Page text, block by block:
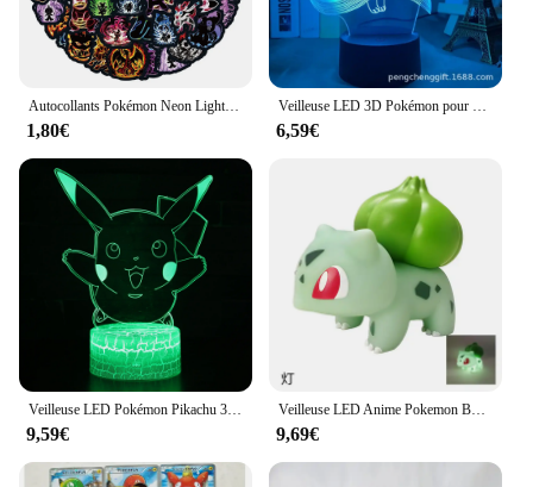
Autocollants Pokémon Neon Light pour enfants, décalcomanies Pikachu Anime, jouets mignons, ordinateur portable bricolage, voiture, bagages, 10 pièces, 30 pièces, 60 pièces
1,80€
Veilleuse LED 3D Pokémon pour enfants, figurines d'anime, lampe de chevet Pikachu mignonne, décoration de chambre, cadeau d'anniversaire, nouveau jouet
6,59€
9,59€
Veilleuse LED Anime Pokemon Bulbasaur, Pikachu Scintillant, Lampes Douces Mignonnes, Chambre à Coucher, Décoration de Chambre, Jouet pour Enfants, Cadeau de Noël
9,69€